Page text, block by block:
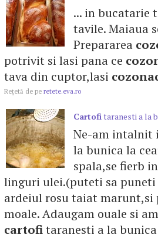
... in bucatarie
tavile. Maiaua
Prepararea
potrivit si lasi pana ce
tava din cuptor,lasi
Reţetă de pe retete.eva.ro
Cartofitaranesti a la
Ne-am intalnit
la bunica la
spala,se fierb
linguri ulei.(puteti sa
ardeiul rosu taiat marunt,si
moale. Adaugam ouale si
cartofitaranesti a la